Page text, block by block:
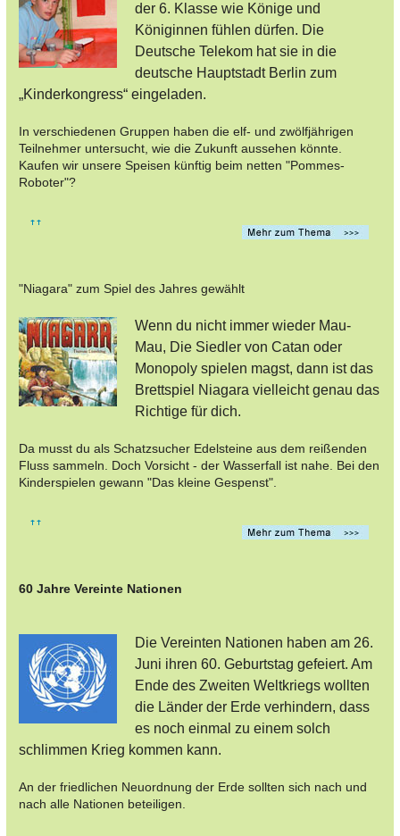
der 6. Klasse wie Könige und
Königinnen fühlen dürfen. Die
Deutsche Telekom hat sie in die
deutsche Hauptstadt Berlin zum
„Kinderkongress“ eingeladen.
In verschiedenen Gruppen haben die elf- und zwölfjährigen
Teilnehmer untersucht, wie die Zukunft aussehen könnte.
Kaufen wir unsere Speisen künftig beim netten "Pommes-
Roboter"?
"Niagara" zum Spiel des Jahres gewählt
Wenn du nicht immer wieder Mau-
Mau, Die Siedler von Catan oder
Monopoly spielen magst, dann ist das
Brettspiel Niagara vielleicht genau das
Richtige für dich.
Da musst du als Schatzsucher Edelsteine aus dem reißenden
Fluss sammeln. Doch Vorsicht - der Wasserfall ist nahe. Bei den
Kinderspielen gewann "Das kleine Gespenst".
60 Jahre Vereinte Nationen
Die Vereinten Nationen haben am 26.
Juni ihren 60. Geburtstag gefeiert. Am
Ende des Zweiten Weltkriegs wollten
die Länder der Erde verhindern, dass
es noch einmal zu einem solch
schlimmen Krieg kommen kann.
An der friedlichen Neuordnung der Erde sollten sich nach und
nach alle Nationen beteiligen.